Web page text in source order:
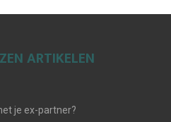
ARTIKELEN
je ex-partner?